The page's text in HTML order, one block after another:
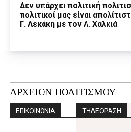
Δεν υπάρχει πολιτική
πολιτικοί μας είναι
Γ. Λεκάκη με τον Λ. Χαλκιά
ΑΡΧΕΙΟΝ ΠΟΛΙΤΙΣΜΟΥ
ΕΠΙΚΟΙΝΩΝΙΑ ΤΗΛΕΟΡΑΣΗ